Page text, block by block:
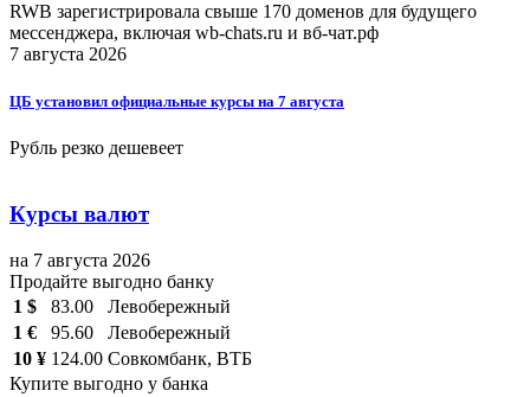
RWB зарегистрировала свыше 170 доменов для будущего
мессенджера, включая wb-chats.ru и вб-чат.рф
7 августа 2026
ЦБ установил официальные курсы на 7 августа
Рубль резко дешевеет
Курсы валют
на 7 августа 2026
Продайте выгодно банку
1 $
83.00
Левобережный
1 €
95.60
Левобережный
10 ¥ 124.00 Совкомбанк, ВТБ
Купите выгодно у банка